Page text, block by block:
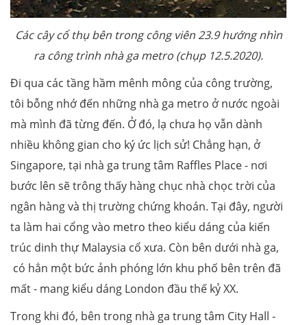
Các cây cổ thụ bên trong công viên 23.9 hướng nhìn
ra công trình nhà ga metro (chụp 12.5.2020).
Đi qua các tầng hầm mênh mông của công trường,
tôi bỗng nhớ đến những nhà ga metro ở nước ngoài
mà mình đã từng đến. Ở đó, lạ chưa họ vẫn dành
nhiều không gian cho ký ức lịch sử! Chẳng hạn, ở
Singapore, tại nhà ga trung tâm Raffles Place - nơi
bước lên sẽ trông thấy hàng chục nhà chọc trời của
ngân hàng và thị trường chứng khoán. Tại đây, người
ta làm hai cổng vào metro theo kiểu dáng của kiến
trúc dinh thự Malaysia cổ xưa. Còn bên dưới nhà ga,
có hẳn một bức ảnh phóng lớn khu phố bên trên đã
mất - mang kiểu dáng London đầu thế kỷ XX.
Trong khi đó, bên trong nhà ga trung tâm City Hall -